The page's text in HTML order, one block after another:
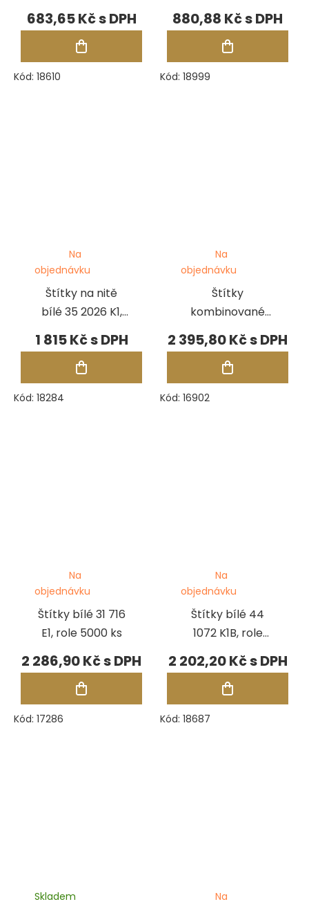
44 835 X1, role
1250 ks
683,65 Kč
Kód: 18610
880,88 Kč
Kód: 18999
Štítky na nitě
bílé 35 2026 K1,
role 1000 ks
Na
objednávku
1 815 Kč
Kód: 18284
Štítky
kombinované
bílé 46 1095 K1,
role 1250 ks
Na
objednávku
2 395,80 Kč
Kód: 16902
Štítky bílé 31 716
E1, role 5000 ks
Na
objednávku
2 286,90 Kč
Kód: 17286
Štítky bílé 44
1072 K1B, role
1250 ks
Na
objednávku
2 202,20 Kč
Kód: 18687
Skladem
Na